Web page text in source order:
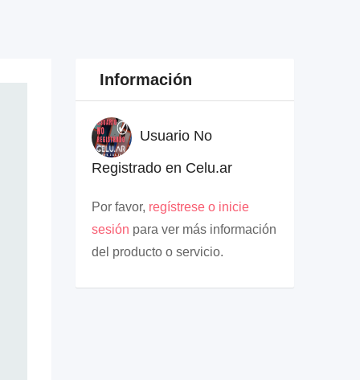
Información
Usuario No
Registrado en Celu.ar
Por favor, regístrese o inicie
sesión para ver más información
del producto o servicio.